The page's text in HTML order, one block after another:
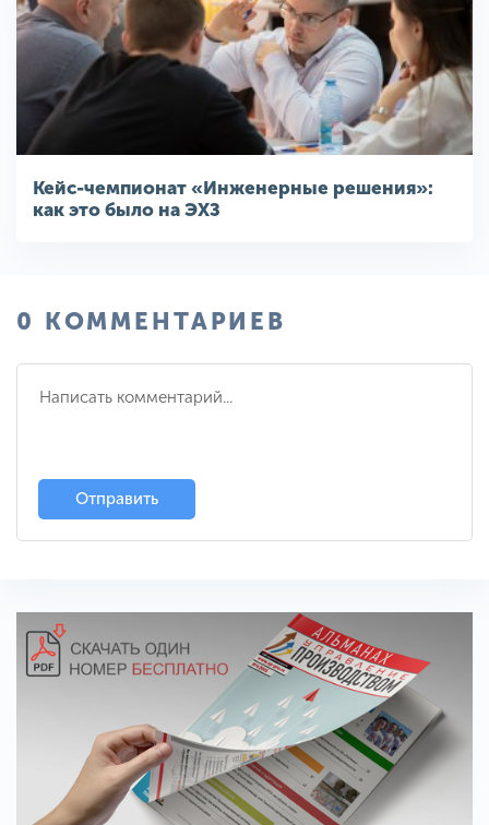
Кейс-чемпионат «Инженерные решения»:
как это было на ЭХЗ
0 КОММЕНТАРИЕВ
Отправить